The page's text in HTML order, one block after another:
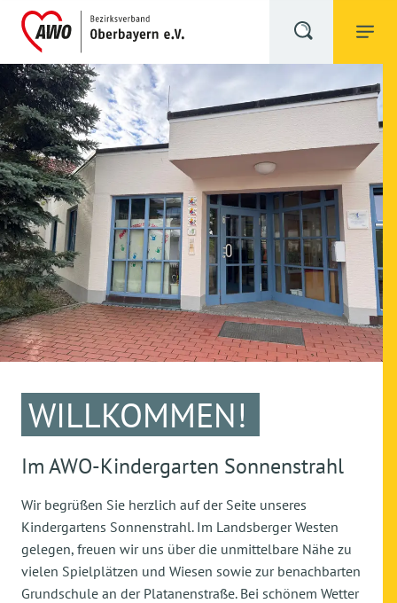
WILLKOMMEN!
Im AWO-Kindergarten Sonnenstrahl
Wir begrüßen Sie herzlich auf der Seite unseres
Kindergartens Sonnenstrahl. Im Landsberger Westen
gelegen, freuen wir uns über die unmittelbare Nähe zu
vielen Spielplätzen und Wiesen sowie zur benachbarten
Grundschule an der Platanenstraße. Bei schönem Wetter